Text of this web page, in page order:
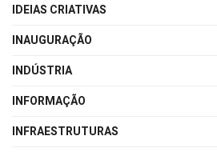
IDEIAS CRIATIVAS
INAUGURAÇÃO
INDÚSTRIA
INFORMAÇÃO
INFRAESTRUTURAS